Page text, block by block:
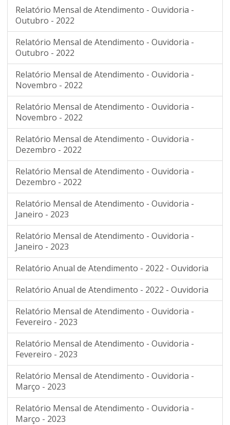
Relatório Mensal de Atendimento - Ouvidoria -
Outubro - 2022
Relatório Mensal de Atendimento - Ouvidoria -
Outubro - 2022
Relatório Mensal de Atendimento - Ouvidoria -
Novembro - 2022
Relatório Mensal de Atendimento - Ouvidoria -
Novembro - 2022
Relatório Mensal de Atendimento - Ouvidoria -
Dezembro - 2022
Relatório Mensal de Atendimento - Ouvidoria -
Dezembro - 2022
Relatório Mensal de Atendimento - Ouvidoria -
Janeiro - 2023
Relatório Mensal de Atendimento - Ouvidoria -
Janeiro - 2023
Relatório Anual de Atendimento - 2022 - Ouvidoria
Relatório Anual de Atendimento - 2022 - Ouvidoria
Relatório Mensal de Atendimento - Ouvidoria -
Fevereiro - 2023
Relatório Mensal de Atendimento - Ouvidoria -
Fevereiro - 2023
Relatório Mensal de Atendimento - Ouvidoria -
Março - 2023
Relatório Mensal de Atendimento - Ouvidoria -
Março - 2023